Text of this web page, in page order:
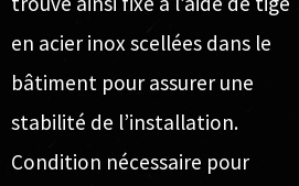
en acier inox scellées dans le
bâtiment pour assurer une
stabilité de l’installation.
Condition nécessaire pour